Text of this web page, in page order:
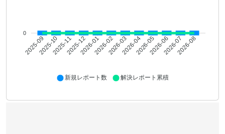
0
2025-092025-102025-112025-122026-012026-022026-032026-042026-052026-062026-072026-08
新規レポート数 解決レポート累積